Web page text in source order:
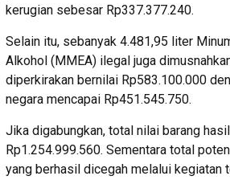
kerugian sebesar Rp337.377.240.
Selain itu, sebanyak 4.481,95 liter
Alkohol (MMEA) ilegal juga
diperkirakan bernilai Rp583.100.000
negara mencapai Rp451.545.750.
Jika digabungkan, total nilai barang
Rp1.254.999.560. Sementara total
yang berhasil dicegah melalui kegiatan